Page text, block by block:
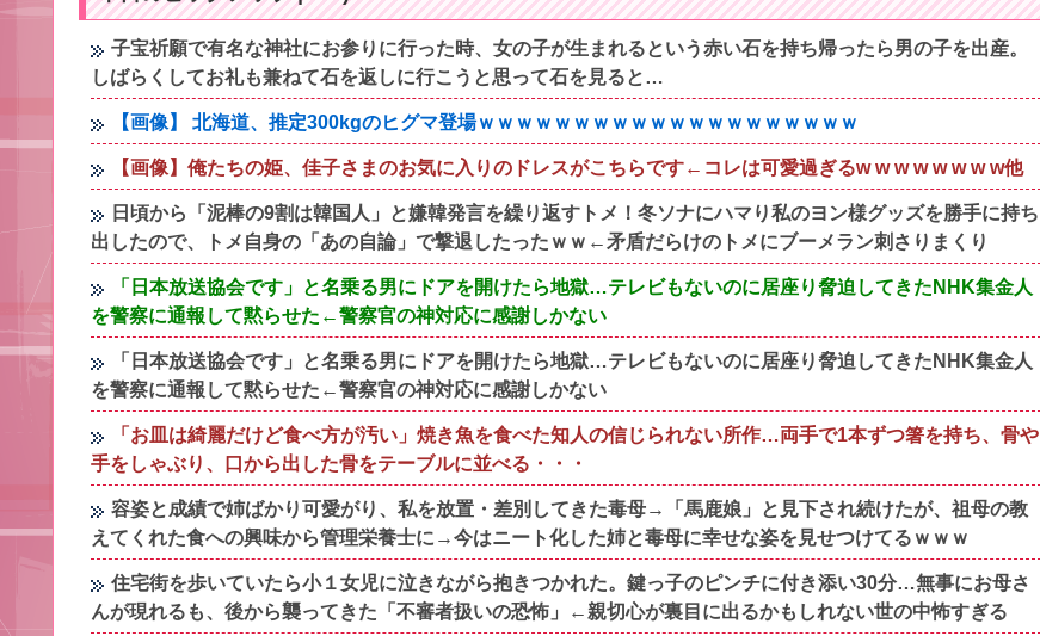
子宝祈願で有名な神社にお参りに行った時、女の子が生まれるという赤い石を持ち帰ったら男の子を出産。
しばらくしてお礼も兼ねて石を返しに行こうと思って石を見ると…
【画像】 北海道、推定300kgのヒグマ登場ｗｗｗｗｗｗｗｗｗｗｗｗｗｗｗｗｗｗｗｗ
【画像】俺たちの姫、佳子さまのお気に入りのドレスがこちらです←コレは可愛過ぎるw w w w w w w w他
日頃から「泥棒の9割は韓国人」と嫌韓発言を繰り返すトメ！冬ソナにハマり私のヨン様グッズを勝手に持ち
出したので、トメ自身の「あの自論」で撃退したったｗｗ←矛盾だらけのトメにブーメラン刺さりまくり
「日本放送協会です」と名乗る男にドアを開けたら地獄…テレビもないのに居座り脅迫してきたNHK集金人
を警察に通報して黙らせた←警察官の神対応に感謝しかない
「日本放送協会です」と名乗る男にドアを開けたら地獄…テレビもないのに居座り脅迫してきたNHK集金人
を警察に通報して黙らせた←警察官の神対応に感謝しかない
「お皿は綺麗だけど食べ方が汚い」焼き魚を食べた知人の信じられない所作…両手で1本ずつ箸を持ち、骨や
手をしゃぶり、口から出した骨をテーブルに並べる・・・
容姿と成績で姉ばかり可愛がり、私を放置・差別してきた毒母→「馬鹿娘」と見下され続けたが、祖母の教
えてくれた食への興味から管理栄養士に→今はニート化した姉と毒母に幸せな姿を見せつけてるｗｗｗ
住宅街を歩いていたら小１女児に泣きながら抱きつかれた。鍵っ子のピンチに付き添い30分…無事にお母さ
んが現れるも、後から襲ってきた「不審者扱いの恐怖」←親切心が裏目に出るかもしれない世の中怖すぎる